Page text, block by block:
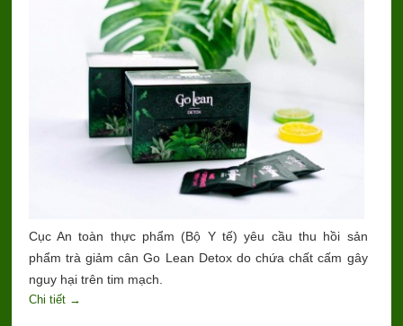
Cục An toàn thực phẩm (Bộ Y tế) yêu cầu thu hồi sản
phẩm trà giảm cân Go Lean Detox do chứa chất cấm gây
nguy hại trên tim mạch.
Chi tiết →